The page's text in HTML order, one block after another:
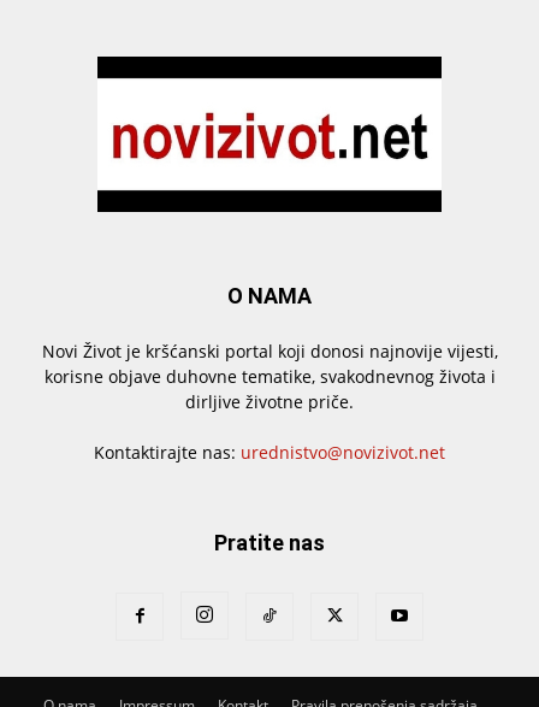
O NAMA
Novi Život je kršćanski portal koji donosi najnovije vijesti,
korisne objave duhovne tematike, svakodnevnog života i
dirljive životne priče.
Kontaktirajte nas: urednistvo@novizivot.net
Pratite nas